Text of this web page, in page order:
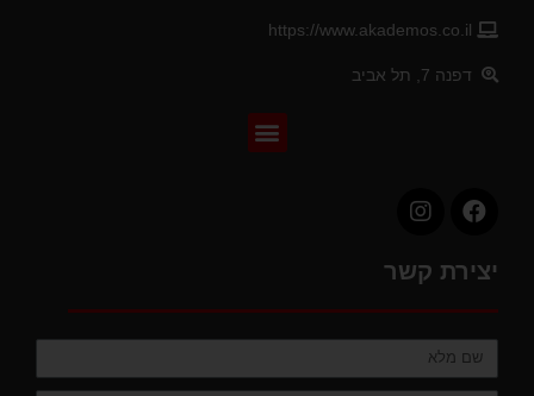
https://www.akademos.co.il
דפנה 7, תל אביב
יצירת קשר